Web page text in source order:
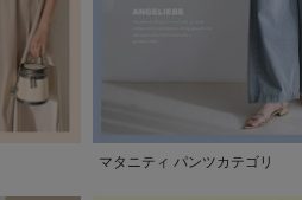
マタニティ パンツカテゴリ